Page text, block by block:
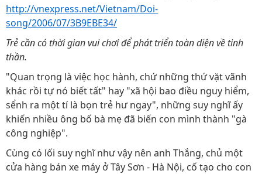
http://vnexpress.net/Vietnam/Doi-
song/2006/07/3B9EBE34/
Trẻ cần có thời gian vui chơi để phát triển toàn diện về tinh
thần.
"Quan trọng là việc học hành, chứ những thứ vặt vãnh
khác rồi tự nó biết tất" hay "xã hội bao điều nguy hiểm,
sểnh ra một tí là bọn trẻ hư ngay", những suy nghĩ ấy
khiến nhiều ông bố bà mẹ đã biến con mình thành "gà
công nghiệp".
Cùng có lối suy nghĩ như vậy nên anh Thắng, chủ một
cửa hàng bán xe máy ở Tây Sơn - Hà Nội, cố tạo cho con